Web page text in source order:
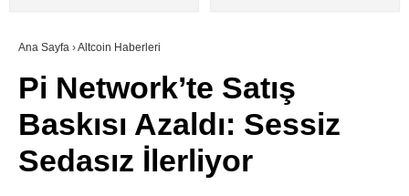
Youtube
TikTok
SÖZLÜK
Ana Sayfa ›Altcoin Haberleri
Pi Network’te Satış
Baskısı Azaldı: Sessiz
Sedasız İlerliyor